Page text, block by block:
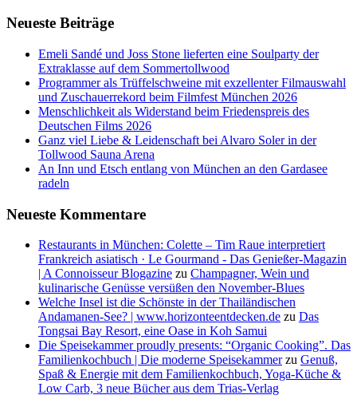
Neueste Beiträge
Emeli Sandé und Joss Stone lieferten eine Soulparty der
Extraklasse auf dem Sommertollwood
Programmer als Trüffelschweine mit exzellenter Filmauswahl
und Zuschauerrekord beim Filmfest München 2026
Menschlichkeit als Widerstand beim Friedenspreis des
Deutschen Films 2026
Ganz viel Liebe & Leidenschaft bei Alvaro Soler in der
Tollwood Sauna Arena
An Inn und Etsch entlang von München an den Gardasee
radeln
Neueste Kommentare
Restaurants in München: Colette – Tim Raue interpretiert
Frankreich asiatisch · Le Gourmand - Das Genießer-Magazin
| A Connoisseur Blogazine zu Champagner, Wein und
kulinarische Genüsse versüßen den November-Blues
Welche Insel ist die Schönste in der Thailändischen
Andamanen-See? | www.horizonteentdecken.de zu Das
Tongsai Bay Resort, eine Oase in Koh Samui
Die Speisekammer proudly presents: “Organic Cooking”. Das
Familienkochbuch | Die moderne Speisekammerzu Genuß,
Spaß & Energie mit dem Familienkochbuch, Yoga-Küche &
Low Carb, 3 neue Bücher aus dem Trias-Verlag